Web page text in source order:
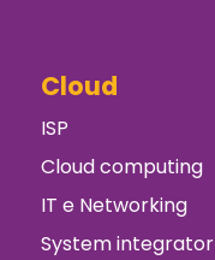
Cloud
ISP
Cloud computing
IT e Networking
System integrator